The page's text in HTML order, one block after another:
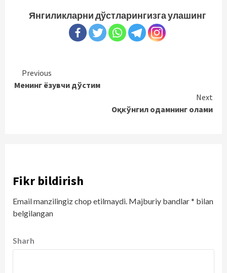
Янгиликларни дўстларингизга улашинг
Continue
Reading
Previous
Менинг ёзувчи дўстим
Next
Оқкўнгил одамнинг олами
Fikr bildirish
Email manzilingiz chop etilmaydi. Majburiy bandlar* bilan
belgilangan
Sharh